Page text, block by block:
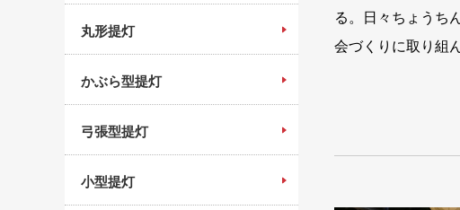
る。日々ちょうち
会づくりに取り組
丸形提灯
かぶら型提灯
弓張型提灯
小型提灯